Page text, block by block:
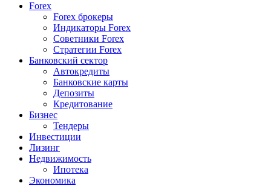
Forex
Forex брокеры
Индикаторы Forex
Советники Forex
Стратегии Forex
Банковский сектор
Автокредиты
Банковские карты
Депозиты
Кредитование
Бизнес
Тендеры
Инвестиции
Лизинг
Недвижимость
Ипотека
Экономика